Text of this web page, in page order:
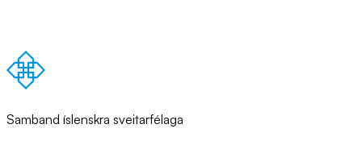
Samband íslenskra sveitarfélaga